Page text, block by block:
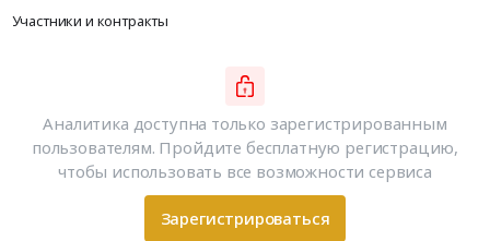
Участники и контракты
Аналитика доступна только зарегистрированным
пользователям. Пройдите бесплатную регистрацию,
чтобы использовать все возможности сервиса
Зарегистрироваться